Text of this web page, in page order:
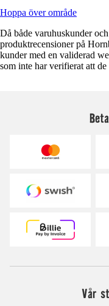
Hoppa över område
Då både varuhuskunder
produktrecensioner på
kunder med en validerad
som inte har verifierat att
Vår